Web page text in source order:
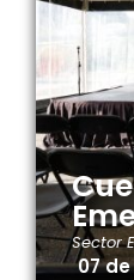
Sector
07